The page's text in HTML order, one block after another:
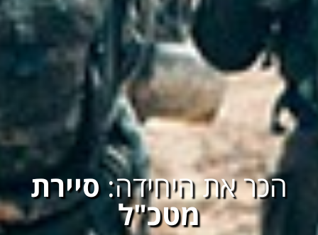
הכר את היחידה:סיירת
מטכ"ל